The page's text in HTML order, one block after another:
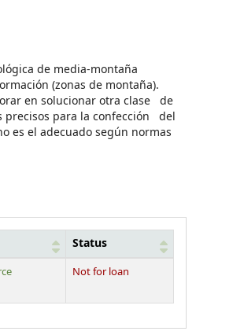
de media-montaña
(zonas de montaña).
en solucionar otra clase de
precisos para la confección del
es el adecuado según normas
Status
Not for loan